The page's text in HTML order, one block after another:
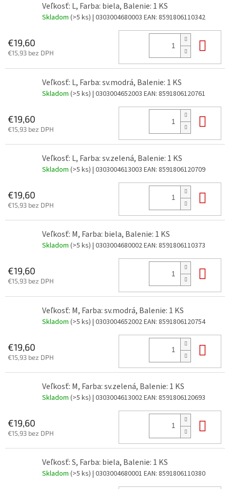
Veľkosť: L, Farba: biela, Balenie: 1 KS
Skladom (>5 ks) | 0303004680003 EAN: 8591806110342
€19,60
€15,93 bez DPH
Veľkosť: L, Farba: sv.modrá, Balenie: 1 KS
Skladom (>5 ks) | 0303004652003 EAN: 8591806120761
€19,60
€15,93 bez DPH
Veľkosť: L, Farba: sv.zelená, Balenie: 1 KS
Skladom (>5 ks) | 0303004613003 EAN: 8591806120709
€19,60
€15,93 bez DPH
Veľkosť: M, Farba: biela, Balenie: 1 KS
Skladom (>5 ks) | 0303004680002EAN: 8591806110373
€19,60
€15,93 bez DPH
Veľkosť: M, Farba: sv.modrá, Balenie: 1 KS
Skladom (>5 ks) | 0303004652002EAN: 8591806120754
€19,60
€15,93 bez DPH
Veľkosť: M, Farba: sv.zelená, Balenie: 1 KS
Skladom (>5 ks) | 0303004613002EAN: 8591806120693
€19,60
€15,93 bez DPH
Veľkosť: S, Farba: biela, Balenie: 1 KS
Skladom (>5 ks) | 0303004680001 EAN: 8591806110380